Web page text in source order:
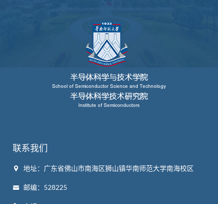
联系我们
地址：广东省佛山市南海区狮山镇华南师范大学南海校区
邮编：528225